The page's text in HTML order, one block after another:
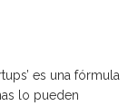
es una fórmula
lo pueden